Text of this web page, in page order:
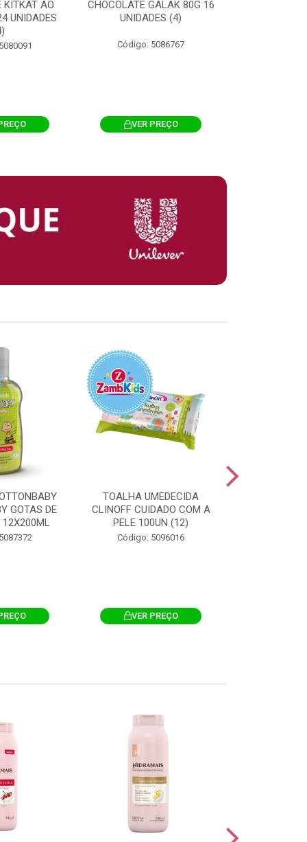
KITKAT AO
UNIDADES
CHOCOLATE GALAK 80G 16
UNIDADES (4)
Código: 5086767
VER PREÇO
GOTAS DE
TOALHA UMEDECIDA
CLINOFF CUIDADO COM A
PELE 100UN (12)
Código: 5096016
VER PREÇO